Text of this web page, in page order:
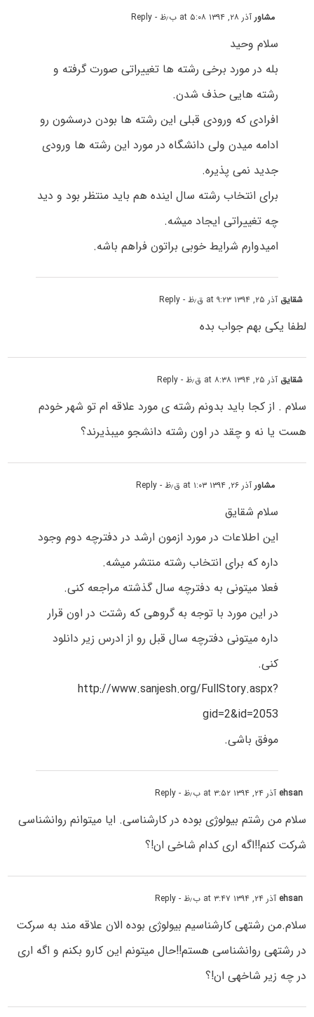
مشاورآذر ۲۸, ۱۳۹۴ at ۵:۰۸ ب٫ظ - Reply
سلام وحید
بله در مورد برخی رشته ها تغییراتی صورت گرفته و
رشته هایی حذف شدن.
افرادی که ورودی قبلی این رشته ها بودن درسشون رو
ادامه میدن ولی دانشگاه در مورد این رشته ها ورودی
جدید نمی پذیره.
برای انتخاب رشته سال اینده هم باید منتظر بود و دید
چه تغییراتی ایجاد میشه.
امیدوارم شرایط خوبی براتون فراهم باشه.
شقایق آذر ۲۵, ۱۳۹۴ at ۹:۲۳ ق٫ظ - Reply
لطفا یکی بهم جواب بده
شقایق آذر ۲۵, ۱۳۹۴ at ۸:۳۸ ق٫ظ - Reply
سلام . از کجا باید بدونم رشته ی مورد علاقه ام تو شهر خودم
هست یا نه و چقد در اون رشته دانشجو میبذیرند؟
مشاورآذر ۲۶, ۱۳۹۴ at ۱:۰۳ ق٫ظ - Reply
سلام شقایق
این اطلاعات در مورد ازمون ارشد در دفترچه دوم وجود
داره که برای انتخاب رشته منتشر میشه.
فعلا میتونی به دفترچه سال گذشته مراجعه کنی.
در این مورد با توجه به گروهی که رشتت در اون قرار
داره میتونی دفترچه سال قبل رو از ادرس زیر دانلود
کنی.
http://www.sanjesh.org/FullStory.aspx?
gid=2&id=2053
موفق باشی.
ehsan آذر ۲۴, ۱۳۹۴ at ۳:۵۲ ب٫ظ - Reply
سلام من رشتم بیولوژی بوده در کارشناسی. ایا میتوانم روانشناسی
شرکت کنم!!اگه اری کدام شاخی ان!؟
ehsan آذر ۲۴, ۱۳۹۴ at ۳:۴۷ ب٫ظ - Reply
سلام.من رشتهی کارشناسیم بیولوژی بوده الان علاقه مند به سرکت
در رشتهی روانشناسی هستم!!حال میتونم این کارو بکنم و اگه اری
در چه زیر شاخهی ان!؟